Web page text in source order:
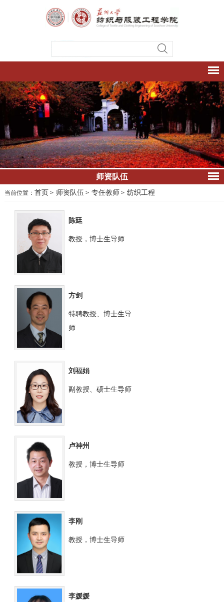
师资队伍
当前位置： 首页 > 师资队伍 > 专任教师 > 纺织工程
陈廷
教授，博士生导师
方剑
特聘教授、博士生导
师
刘福娟
副教授、硕士生导师
卢神州
教授，博士生导师
李刚
教授，博士生导师
李媛媛